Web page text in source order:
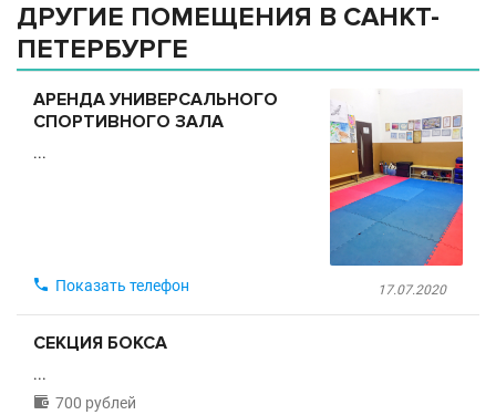
ДРУГИЕ ПОМЕЩЕНИЯ В САНКТ-
ПЕТЕРБУРГЕ
АРЕНДА УНИВЕРСАЛЬНОГО
СПОРТИВНОГО ЗАЛА
...
17.07.2020
 Показать телефон
СЕКЦИЯ БОКСА
...
 700 рублей